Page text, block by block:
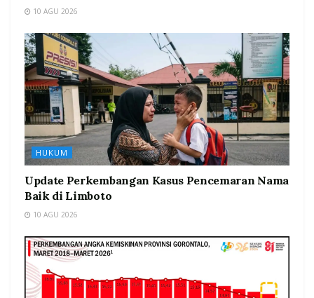
10 AGU 2026
HUKUM
Update Perkembangan Kasus Pencemaran Nama
Baik di Limboto
10 AGU 2026